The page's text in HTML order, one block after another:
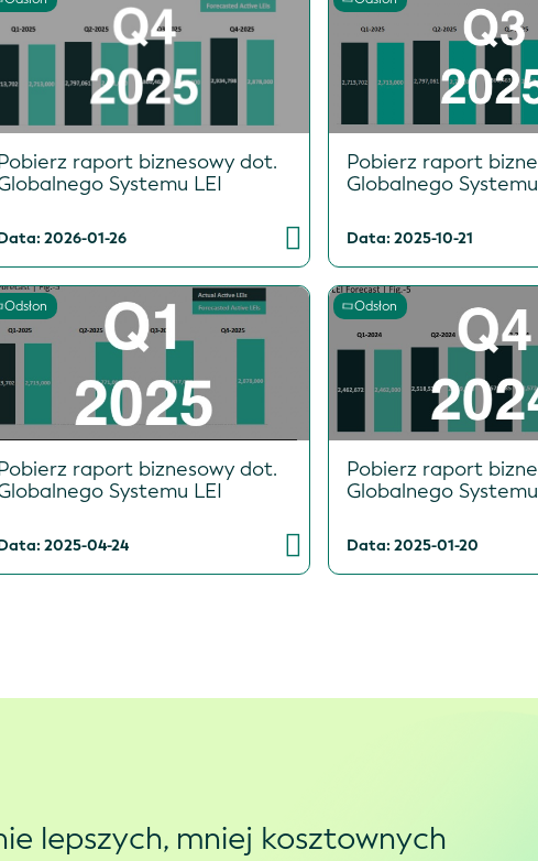
raport biznesowy dot.
Systemu LEI
2026-01-26
Pobierz raport
Globalnego
Data: 2025-10-21
Odsłon
raport biznesowy dot.
Systemu LEI
2025-04-24
Odsłon
Pobierz raport
Globalnego
Data: 2025-01-20
lepszych, mniej kosztownych